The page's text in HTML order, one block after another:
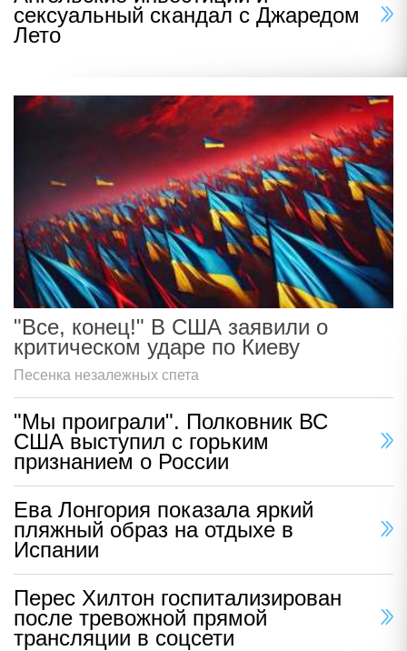
сексуальный скандал с Джаредом
Лето
"Все, конец!" В США заявили о
критическом ударе по Киеву
Песенка незалежных спета
"Мы проиграли". Полковник ВС
США выступил с горьким
признанием о России
Ева Лонгория показала яркий
пляжный образ на отдыхе в
Испании
Перес Хилтон госпитализирован
после тревожной прямой
трансляции в соцсети